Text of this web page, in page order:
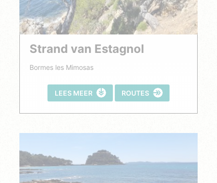
Strand van Estagnol
Bormes les Mimosas
LEES MEER ROUTES